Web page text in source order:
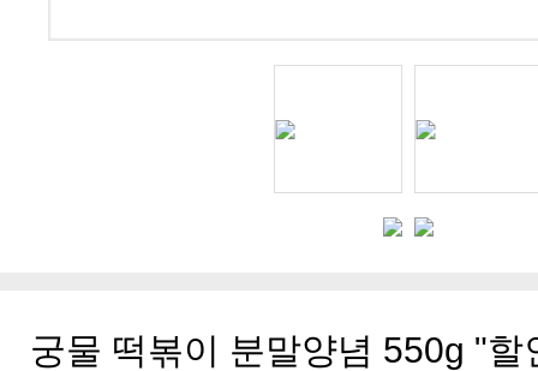
궁물 떡볶이 분말양념 550g "할